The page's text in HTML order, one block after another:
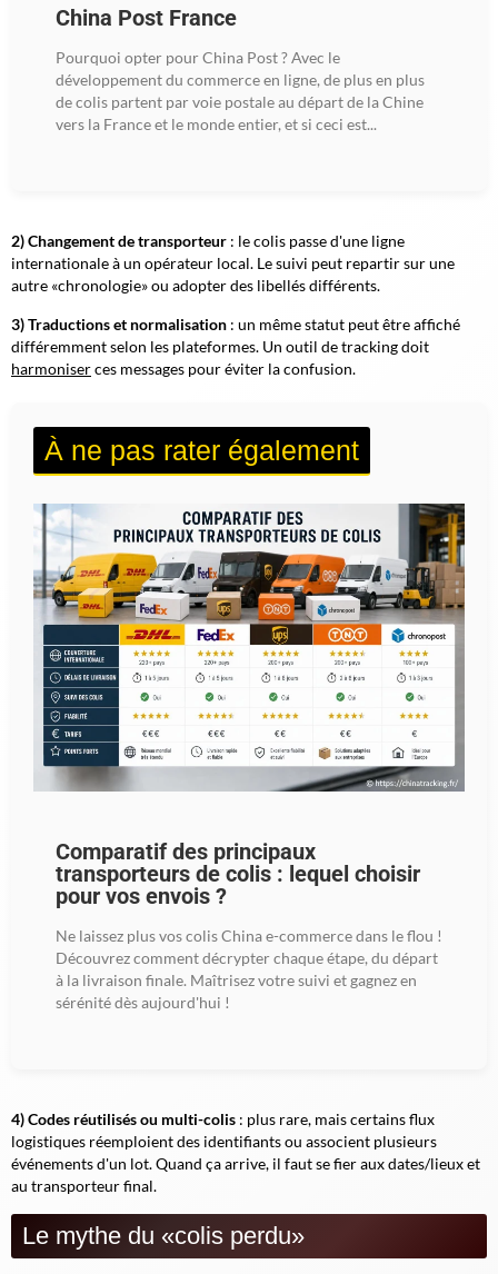
China Post France
Pourquoi opter pour China Post ? Avec le
développement du commerce en ligne, de plus en plus
de colis partent par voie postale au départ de la Chine
vers la France et le monde entier, et si ceci est...
2) Changement de transporteur : le colis passe d'une ligne
internationale à un opérateur local. Le suivi peut repartir sur une
autre «chronologie» ou adopter des libellés différents.
3) Traductions et normalisation : un même statut peut être affiché
différemment selon les plateformes. Un outil de tracking doit
harmoniserces messages pour éviter la confusion.
À ne pas rater également
Comparatif des principaux
transporteurs de colis : lequel choisir
pour vos envois ?
Ne laissez plus vos colis China e-commerce dans le flou !
Découvrez comment décrypter chaque étape, du départ
à la livraison finale. Maîtrisez votre suivi et gagnez en
sérénité dès aujourd'hui !
4) Codes réutilisés ou multi-colis : plus rare, mais certains flux
logistiques réemploient des identifiants ou associent plusieurs
événements d'un lot. Quand ça arrive, il faut se fier aux dates/lieux et
au transporteur final.
Le mythe du «colis perdu»